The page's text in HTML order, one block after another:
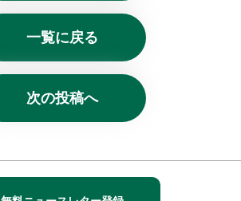
一覧に戻る
次の投稿へ